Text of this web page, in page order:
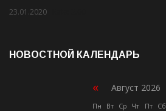
23.01.2020
НОВОСТНОЙ КАЛЕНДАРЬ
« Август 2026
Пн Вт Ср Чт Пт Сб